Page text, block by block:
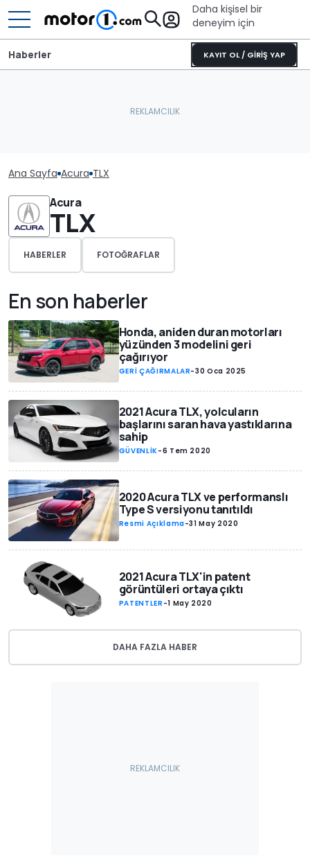
Daha kişisel bir
deneyim için
KAYIT OL / GİRİŞ YAP
Haberler
Ana Sayfa Acura TLX
Acura
TLX
HABERLER FOTOĞRAFLAR
En son haberler
Honda, aniden duran motorları
yüzünden 3 modelini geri
çağırıyor
GERİ ÇAĞIRMALAR-30 Oca 2025
2021 Acura TLX, yolcuların
başlarını saran hava yastıklarına
sahip
GÜVENLİK-6 Tem 2020
2020 Acura TLX ve performanslı
Type S versiyonu tanıtıldı
Resmi Açıklama-31 May 2020
2021 Acura TLX'in patent
görüntüleri ortaya çıktı
PATENTLER -1 May 2020
DAHA FAZLA HABER